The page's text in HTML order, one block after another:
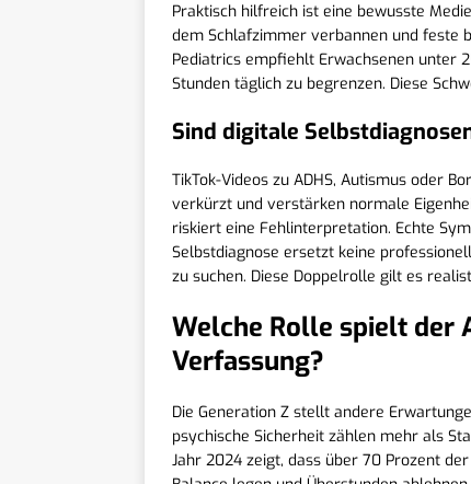
Praktisch hilfreich ist eine bewusste
dem Schlafzimmer verbannen und feste
Pediatrics empfiehlt Erwachsenen unter
Stunden täglich zu begrenzen. Diese
Sind digitale
TikTok-Videos zu ADHS, Autismus oder
verkürzt und verstärken normale
riskiert eine Fehlinterpretation. Echte
Selbstdiagnose ersetzt keine
zu suchen. Diese Doppelrolle gilt es
Welche Rolle spielt der
Verfassung?
Die Generation Z stellt andere
psychische Sicherheit zählen mehr als
Jahr 2024 zeigt, dass über 70 Prozent